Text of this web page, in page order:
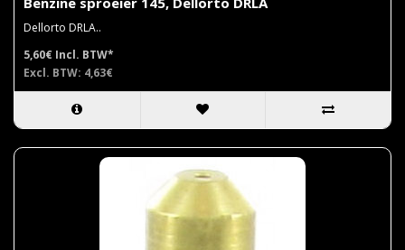
Dellorto DRLA..
5,60€ Incl. BTW*
Excl. BTW: 4,63€